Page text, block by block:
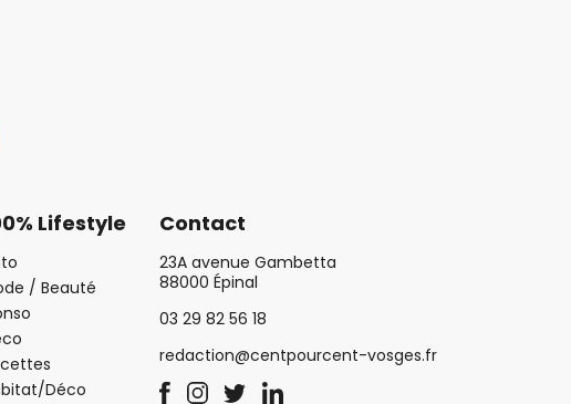
Lifestyle
/ Beauté
Déco
Contact
23A avenue Gambetta
88000 Épinal
03 29 82 56 18
redaction@centpourcent-vosges.fr